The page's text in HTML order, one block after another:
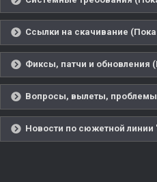
Ссылки на скачивание
Фиксы, патчи и обновления
Вопросы, вылеты, проблемы
Новости по сюжетной линии